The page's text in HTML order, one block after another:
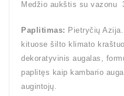
Medžio aukštis su vazonu
Paplitimas: Pietryčių
kituose šilto klimato
dekoratyvinis augalas,
paplitęs kaip kambario
augintojų.